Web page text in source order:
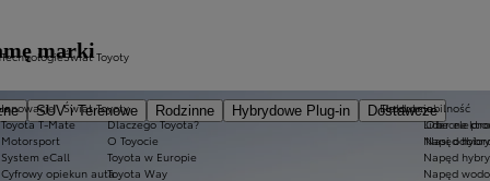
SUV i Terenowe Rodzinne Hybrydowe Plug-in
Dostawcze
Produkcja
Obecne
Nasi
Technologie
Innowacje
Toyota T-Mate
Motorsport
System eCall
Cyfrowy opiekun auta
Elektromobilność
Lider
Napęd
Napęd
Napęd
Świat Toyoty
Świat Toyoty
Dlaczego Toyota?
O Toyocie
Toyota w Europie
Toyota Way
marki